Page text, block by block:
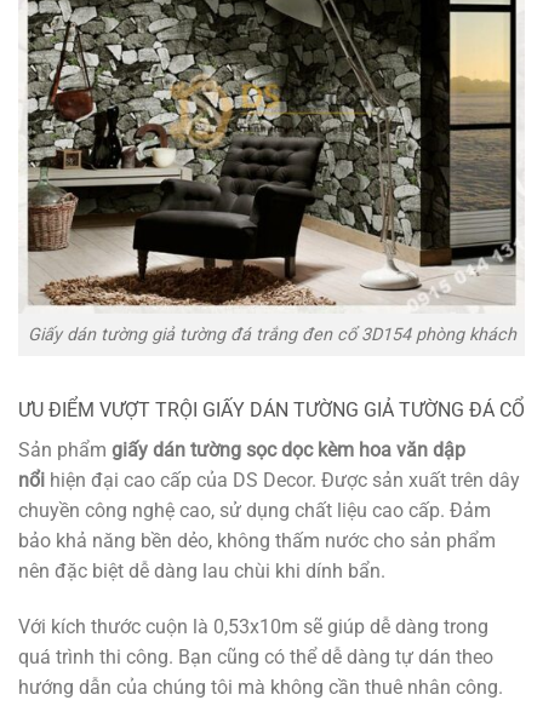
Giấy dán tường giả tường đá trắng đen cổ 3D154 phòng khách
ƯU ĐIỂM VƯỢT TRỘI GIẤY DÁN TƯỜNG GIẢ TƯỜNG ĐÁ CỔ
Sản phẩm giấy dán tường sọc dọc kèm hoa văn dập
nổi hiện đại cao cấp của DS Decor. Được sản xuất trên dây
chuyền công nghệ cao, sử dụng chất liệu cao cấp. Đảm
bảo khả năng bền dẻo, không thấm nước cho sản phẩm
nên đặc biệt dễ dàng lau chùi khi dính bẩn.
Với kích thước cuộn là 0,53x10m sẽ giúp dễ dàng trong
quá trình thi công. Bạn cũng có thể dễ dàng tự dán theo
hướng dẫn của chúng tôi mà không cần thuê nhân công.